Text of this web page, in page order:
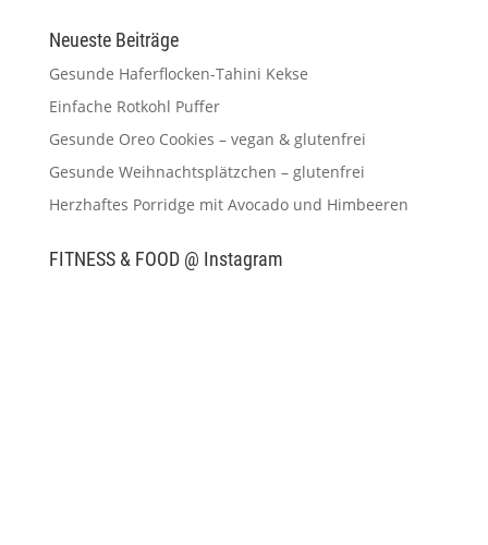
Neueste Beiträge
Gesunde Haferflocken-Tahini Kekse
Einfache Rotkohl Puffer
Gesunde Oreo Cookies – vegan & glutenfrei
Gesunde Weihnachtsplätzchen – glutenfrei
Herzhaftes Porridge mit Avocado und Himbeeren
FITNESS & FOOD @ Instagram